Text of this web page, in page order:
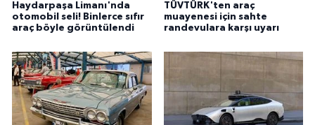
Haydarpaşa Limanı'nda
otomobil seli! Binlerce sıfır
araç böyle görüntülendi
TÜVTÜRK'ten araç
muayenesi için sahte
randevulara karşı uyarı